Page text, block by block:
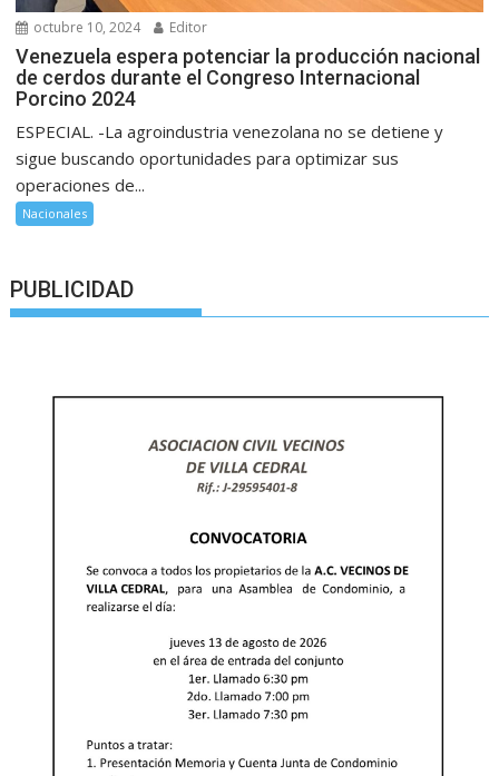
octubre 10, 2024 Editor
Venezuela espera potenciar la producción nacional
de cerdos durante el Congreso Internacional
Porcino 2024
ESPECIAL. -La agroindustria venezolana no se detiene y
sigue buscando oportunidades para optimizar sus
operaciones de...
Nacionales
PUBLICIDAD